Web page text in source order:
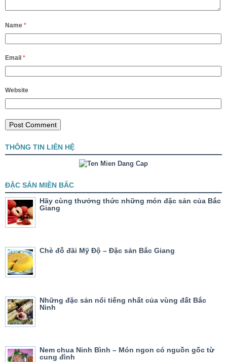
Name *
Email *
Website
THÔNG TIN LIÊN HỆ
ĐẶC SẢN MIỀN BẮC
Hãy cùng thưởng thức những món đặc sản của Bắc
Giang
Chè đỗ đãi Mỹ Độ – Đặc sản Bắc Giang
Những đặc sản nổi tiếng nhất của vùng đất Bắc
Ninh
Nem chua Ninh Bình – Món ngon có nguồn gốc từ
cung đình